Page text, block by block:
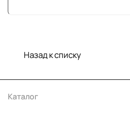
Назад к списку
Каталог